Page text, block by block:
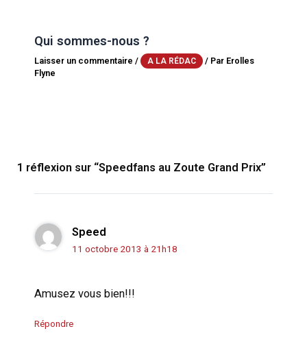
Qui sommes-nous ?
Laisser un commentaire / A LA RÉDAC / Par Erolles
Flyne
1 réflexion sur “Speedfans au Zoute Grand Prix”
Speed
11 octobre 2013 à 21h18
Amusez vous bien!!!
Répondre